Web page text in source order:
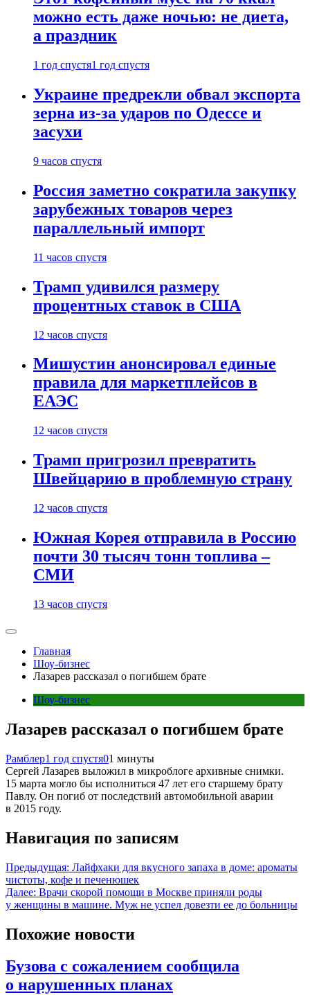
можно есть даже ночью: не диета,
а праздник
1 год спустя1 год спустя
Украине предрекли обвал экспорта
зерна из-за ударов по Одессе и
засухи
9 часов спустя
Россия заметно сократила закупку
зарубежных товаров через
параллельный импорт
11 часов спустя
Трамп удивился размеру
процентных ставок в США
12 часов спустя
Мишустин анонсировал единые
правила для маркетплейсов в
ЕАЭС
12 часов спустя
Трамп пригрозил превратить
Швейцарию в проблемную страну
12 часов спустя
Южная Корея отправила в Россию
почти 30 тысяч тонн топлива –
СМИ
13 часов спустя
Главная
Шоу-бизнес
Лазарев рассказал о погибшем брате
Шоу-бизнес
Лазарев рассказал о погибшем брате
Рамблер1 год спустя01 минуты
Сергей Лазарев выложил в микроблоге архивные снимки.
15 марта могло бы исполниться 47 лет его старшему брату
Павлу. Он погиб от последствий автомобильной аварии
в 2015 году.
Навигация по записям
Предыдущая: Лайфхаки для вкусного запаха в доме: ароматы
чистоты, кофе и печенюшек
Далее: Врачи скорой помощи в Москве приняли роды
у женщины в машине. Муж не успел довезти ее до больницы
Похожие новости
Бузова с сожалением сообщила
о нарушенных планах